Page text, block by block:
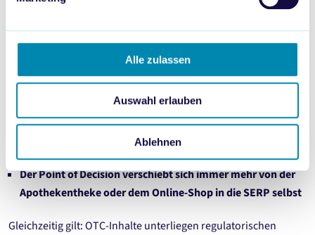
Alle zulassen
Auswahl erlauben
Ablehnen
Das schafft eine neue Realität für OTC-Marketing:
Wer als vertrauenswürdige Quelle in KI-Antworten
auftaucht, hat eher einen direkten Einfluss auf die
– ohne klassische Werbung
Marken, die keine qualitativ hochwertigen, strukturierten
Inhalte bereitstellen, werden von KI-Systemen nicht als
Quelle herangezogen
Der Point of Decision verschiebt sich immer mehr von der
Apothekentheke oder dem Online-Shop in die SERP selbst
Gleichzeitig gilt: OTC-Inhalte unterliegen regulatorischen